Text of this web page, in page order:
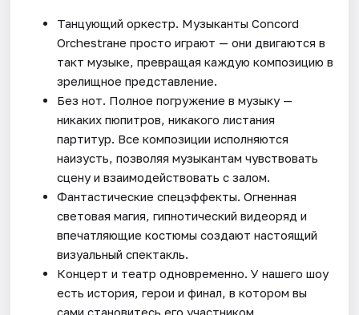
Танцующий оркестр. Музыканты Concord
Orchestraне просто играют — они двигаются в
такт музыке, превращая каждую композицию в
зрелищное представление.
Без нот. Полное погружение в музыку —
никаких пюпитров, никакого листания
партитур. Все композиции исполняются
наизусть, позволяя музыкантам чувствовать
сцену и взаимодействовать с залом.
Фантастические спецэффекты. Огненная
световая магия, гипнотический видеоряд и
впечатляющие костюмы создают настоящий
визуальный спектакль.
Концерт и театр одновременно. У нашего шоу
есть история, герои и финал, в котором вы
сами становитесь его участником.